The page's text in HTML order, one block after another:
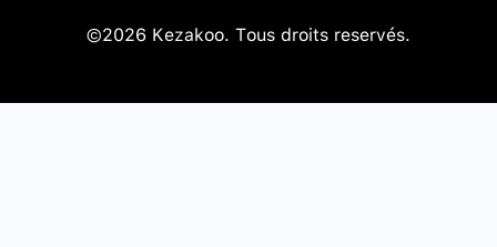
©2026 Kezakoo. Tous droits reservés.